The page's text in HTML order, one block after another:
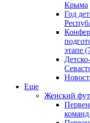
Крыма
Год
этапе
Еще
Женский